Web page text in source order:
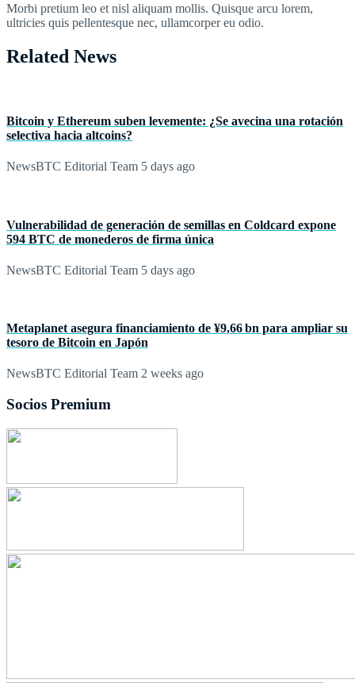
Morbi pretium leo et nisl aliquam mollis. Quisque arcu lorem,
ultricies quis pellentesque nec, ullamcorper eu odio.
Related News
Bitcoin y Ethereum suben levemente: ¿Se avecina una rotación
selectiva hacia altcoins?
NewsBTC Editorial Team 5 days ago
Vulnerabilidad de generación de semillas en Coldcard expone
594 BTC de monederos de firma única
NewsBTC Editorial Team 5 days ago
Metaplanet asegura financiamiento de ¥9,66 bn para ampliar su
tesoro de Bitcoin en Japón
NewsBTC Editorial Team 2 weeks ago
Socios Premium